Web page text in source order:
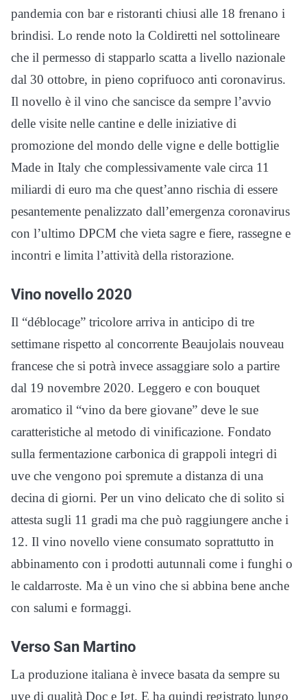
pandemia con bar e ristoranti chiusi alle 18 frenano i
brindisi. Lo rende noto la Coldiretti nel sottolineare
che il permesso di stapparlo scatta a livello nazionale
dal 30 ottobre, in pieno coprifuoco anti coronavirus.
Il novello è il vino che sancisce da sempre l’avvio
delle visite nelle cantine e delle iniziative di
promozione del mondo delle vigne e delle bottiglie
Made in Italy che complessivamente vale circa 11
miliardi di euro ma che quest’anno rischia di essere
pesantemente penalizzato dall’emergenza coronavirus
con l’ultimo DPCM che vieta sagre e fiere, rassegne e
incontri e limita l’attività della ristorazione.
Vino novello 2020
Il “déblocage” tricolore arriva in anticipo di tre
settimane rispetto al concorrente Beaujolais nouveau
francese che si potrà invece assaggiare solo a partire
dal 19 novembre 2020. Leggero e con bouquet
aromatico il “vino da bere giovane” deve le sue
caratteristiche al metodo di vinificazione. Fondato
sulla fermentazione carbonica di grappoli integri di
uve che vengono poi spremute a distanza di una
decina di giorni. Per un vino delicato che di solito si
attesta sugli 11 gradi ma che può raggiungere anche i
12. Il vino novello viene consumato soprattutto in
abbinamento con i prodotti autunnali come i funghi o
le caldarroste. Ma è un vino che si abbina bene anche
con salumi e formaggi.
Verso San Martino
La produzione italiana è invece basata da sempre su
uve di qualità Doc e Igt. E ha quindi registrato lungo